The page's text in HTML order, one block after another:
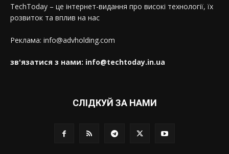
TechToday – це інтернет-видання про високі технології, їх
розвиток та вплив на нас
Реклама: info@advholding.com
зв'язатися з нами: info@techtoday.in.ua
СЛІДКУЙ ЗА НАМИ